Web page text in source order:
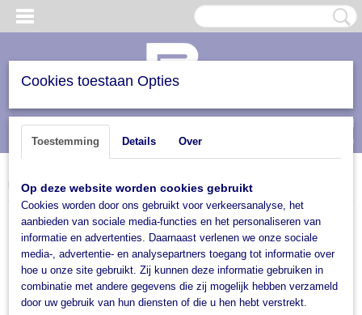
Inloggen Registreren
(0)
Home> Accessoires>Boot accessoires>Stelpijpen>Stelpijp 75 cm
Cookies toestaan Opties
Toestemming Details Over
Op deze website worden cookies gebruikt
Cookies worden door ons gebruikt voor verkeersanalyse, het
aanbieden van sociale media-functies en het personaliseren van
informatie en advertenties. Daarnaast verlenen we onze sociale
media-, advertentie- en analysepartners toegang tot informatie over
hoe u onze site gebruikt. Zij kunnen deze informatie gebruiken in
combinatie met andere gegevens die zij mogelijk hebben verzameld
door uw gebruik van hun diensten of die u hen hebt verstrekt.